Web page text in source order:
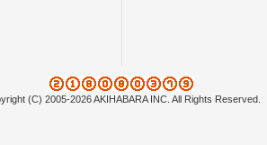
(C) 2005-2026 AKIHABARA INC. All Rights Reserved.